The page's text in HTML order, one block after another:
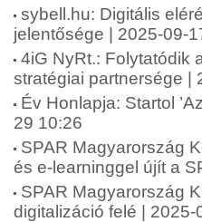
sybell.hu: Digitális
jelentősége | 2025-09-
4iG NyRt.: Folytatódik
stratégiai partnersége |
Év Honlapja: Startol
29 10:26
SPAR Magyarország
és e-learninggel újít a
SPAR Magyarország
digitalizáció felé | 2025-